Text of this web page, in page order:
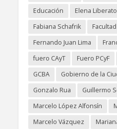
Educación
Elena
Fabiana Schafrik
Fernando Juan Lima
fuero CAyT
Fuero PCyF
GCBA
Gobierno de la
Gonzalo Rua
Guillermo
Marcelo López Alfonsín
Marcelo Vázquez